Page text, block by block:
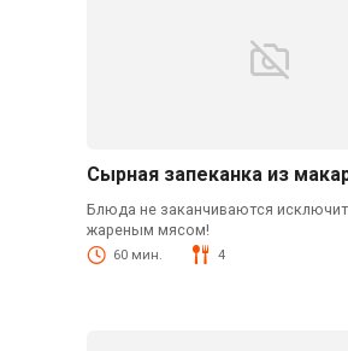
Сырная запеканка из
Блюда не заканчиваются
жареным мясом!
60 мин. 4